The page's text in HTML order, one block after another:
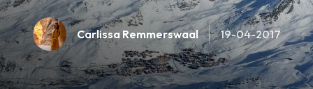
Carlissa Remmerswaal 19-04-2017